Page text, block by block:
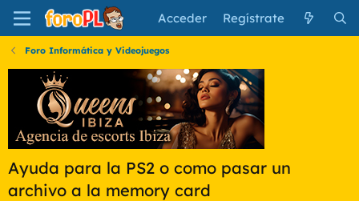
Acceder Regístrate
Foro Informática y Videojuegos
Ayuda para la PS2 o como pasar un
archivo a la memory card